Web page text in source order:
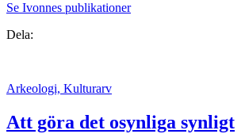
Se Ivonnes publikationer
Dela:
Arkeologi, Kulturarv
Att göra det osynliga synligt